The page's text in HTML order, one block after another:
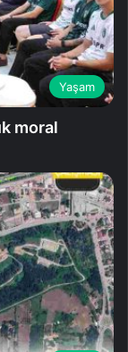
Yaşam
moral